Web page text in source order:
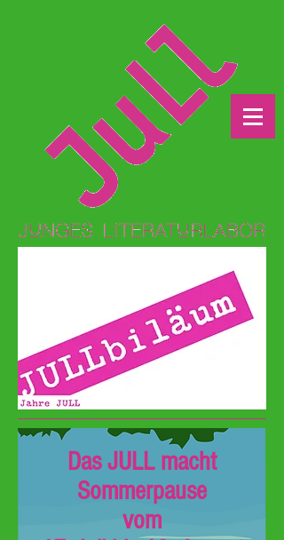
Das JULL macht
Sommerpause
vom